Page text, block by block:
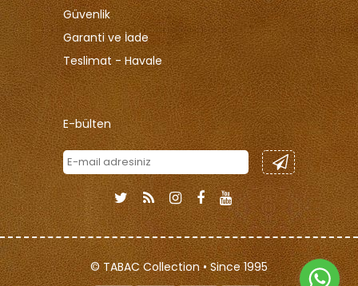
Güvenlik
Garanti ve İade
Teslimat - Havale
E-bülten
© TABAC Collection • Since 1995